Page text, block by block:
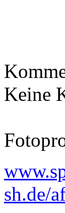
Keine
sh.de/